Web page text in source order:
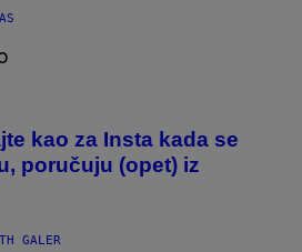
kao za Insta kada se
poručuju (opet) iz
GALER